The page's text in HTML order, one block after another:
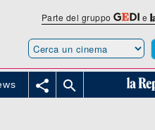
Parte del gruppo e
 